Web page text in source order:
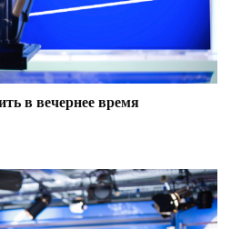
в вечернее время